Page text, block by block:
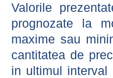
Valorile
prognozate la
maxime sau
cantitatea de
in ultimul